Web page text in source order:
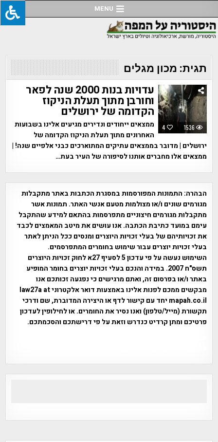
to
content
MENU
תגית: מכון מגלים
4 1536
עדויות בנות 2000 שנה לפאר
וחורבן מתוך תעלת הניקוז
הקדומה של ירושלים
ממצאים ייחודים ונדירים מגיעים אלינו בשבועות
האחרונים מתוך תעלת הניקוז הקדומה של
ירושלים | מדובר בממצאים עתיקים המתוארכים כבני אלפיים שנה! |
ממצאים אלו מחברים אותנו לסיפורה של העיר בעת…
הבהרה: התמונות המפורסמות במסגרת הכתבות באתר מתקבלות
מגורמים שונים ו/או מצולמות מטעם אנשי האתר. תמונות אשר
מתקבלות מגורמים חיצוניים מתפרסמות בהתאם למידע שהתקבל
עימם במועד כתיבת הכתבה. אנו עושים את מיטב המאמצים לכבד
את זכויותיהם של בעלי זכויות היוצרים ומנסים ככל הניתן לאתר
בעלי זכויות יוצרים עבור שימוש בחומרים המתפרסמים.
השימוש נעשה על פי עדכון 5 לסעיף 27א לחוק זכויות היוצרים
תשס"ח 2007. במידה והנכם בעלי זכויות יוצרים בחומר המופיע
באתר ו/או בפרסום זה, ואתם מרגישים כי נפגעה זכותכם אנו
מבקשים ממכם לפנות אלינו באמצעות דואר אלקטרוני law27a at
mapah.co.il יחד עם קישור לדף או היצירה המדוברת, שם ודרכי
תקשורת (מייל/טלפון) ואנו נסיר את החומרים. או לחילופין לעדכון
פרטיכם ומתן קרדיט כנדרש וזאת על פי דרישתכם והסכמתכם.